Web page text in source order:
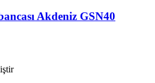
Akdeniz GSN40